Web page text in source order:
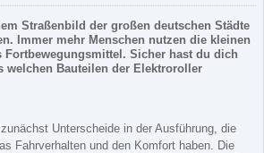
Straßenbild der großen deutschen Städte
Immer mehr Menschen nutzen die kleinen
Fortbewegungsmittel. Sicher hast du dich
welchen Bauteilen der Elektroroller
Unterscheide in der Ausführung, die
Fahrverhalten und den Komfort haben. Die